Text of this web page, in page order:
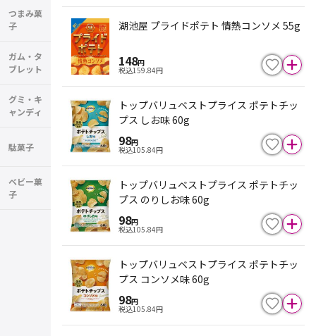
つまみ菓
子
ガム・タ
ブレット
グミ・キ
ャンディ
駄菓子
ベビー菓
子
湖池屋 プライドポテト 情熱コンソメ 55g
148円
税込159.84円
トップバリュベストプライス ポテトチッ
プス しお味 60g
98円
税込105.84円
トップバリュベストプライス ポテトチッ
プス のりしお味 60g
98円
税込105.84円
トップバリュベストプライス ポテトチッ
プス コンソメ味 60g
98円
税込105.84円